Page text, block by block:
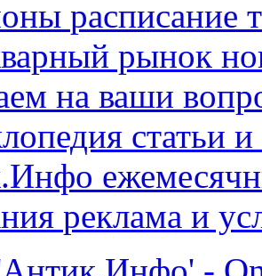
расписание
рынок
на ваши
статьи
реклама и